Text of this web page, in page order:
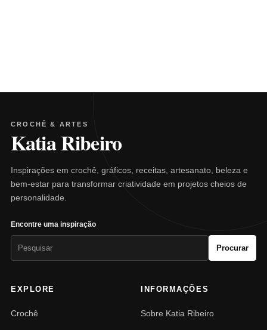
CROCHÊ & ARTES
Katia Ribeiro
Inspirações em crochê, gráficos, receitas, artesanato, beleza e
bem-estar para transformar criatividade em projetos cheios de
personalidade.
Encontre uma inspiração
Procurar
EXPLORE
Crochê
INFORMAÇÕES
Sobre Katia Ribeiro